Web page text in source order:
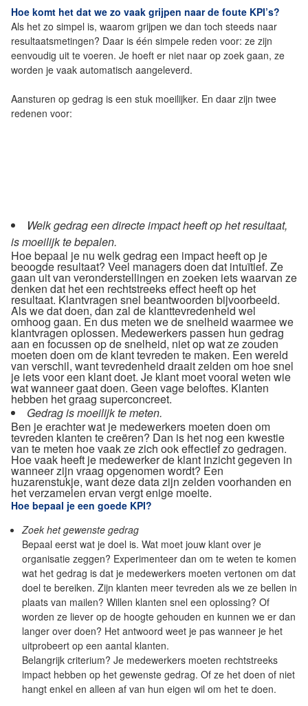
Hoe komt het dat we zo vaak grijpen naar de foute KPI’s?
Als het zo simpel is, waarom grijpen we dan toch steeds naar
resultaatsmetingen? Daar is één simpele reden voor: ze zijn
eenvoudig uit te voeren. Je hoeft er niet naar op zoek gaan, ze
worden je vaak automatisch aangeleverd.
Aansturen op gedrag is een stuk moeilijker. En daar zijn twee
redenen voor:
Welk gedrag een directe impact heeft op het resultaat,
is moeilijk te bepalen.
Hoe bepaal je nu welk gedrag een impact heeft op je
beoogde resultaat? Veel managers doen dat intuïtief. Ze
gaan uit van veronderstellingen en zoeken iets waarvan ze
denken dat het een rechtstreeks effect heeft op het
resultaat. Klantvragen snel beantwoorden bijvoorbeeld.
Als we dat doen, dan zal de klanttevredenheid wel
omhoog gaan. En dus meten we de snelheid waarmee we
klantvragen oplossen. Medewerkers passen hun gedrag
aan en focussen op de snelheid, niet op wat ze zouden
moeten doen om de klant tevreden te maken. Een wereld
van verschil, want tevredenheid draait zelden om hoe snel
je iets voor een klant doet. Je klant moet vooral weten wie
wat wanneer gaat doen. Geen vage beloftes. Klanten
hebben het graag superconcreet.
Gedrag is moeilijk te meten.
Ben je erachter wat je medewerkers moeten doen om
tevreden klanten te creëren? Dan is het nog een kwestie
van te meten hoe vaak ze zich ook effectief zo gedragen.
Hoe vaak heeft je medewerker de klant inzicht gegeven in
wanneer zijn vraag opgenomen wordt? Een
huzarenstukje, want deze data zijn zelden voorhanden en
het verzamelen ervan vergt enige moeite.
Hoe bepaal je een goede KPI?
Zoek het gewenste gedrag
Bepaal eerst wat je doel is. Wat moet jouw klant over je
organisatie zeggen? Experimenteer dan om te weten te komen
wat het gedrag is dat je medewerkers moeten vertonen om dat
doel te bereiken. Zijn klanten meer tevreden als we ze bellen in
plaats van mailen? Willen klanten snel een oplossing? Of
worden ze liever op de hoogte gehouden en kunnen we er dan
langer over doen? Het antwoord weet je pas wanneer je het
uitprobeert op een aantal klanten.
Belangrijk criterium? Je medewerkers moeten rechtstreeks
impact hebben op het gewenste gedrag. Of ze het doen of niet
hangt enkel en alleen af van hun eigen wil om het te doen.